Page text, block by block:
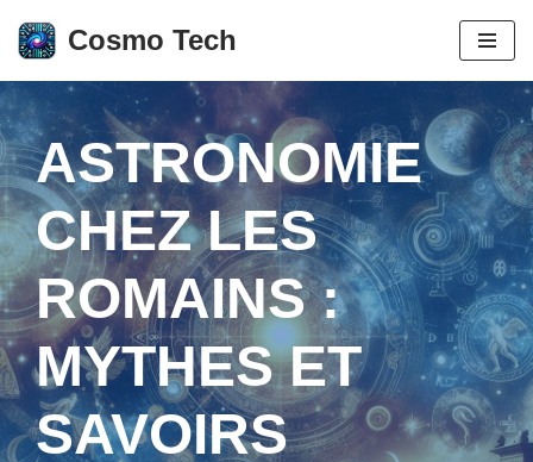
Aller
au
contenu
Cosmo Tech
ASTRONOMIE
CHEZ LES
ROMAINS :
MYTHES ET
SAVOIRS